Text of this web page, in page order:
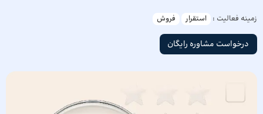
زمینه فعالیت : استقرار فروش
درخواست مشاوره رایگان